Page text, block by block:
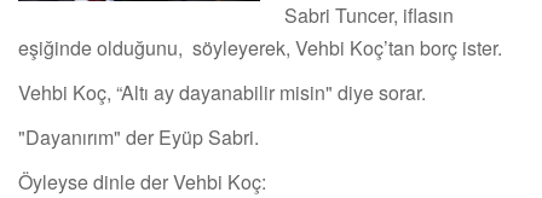
Sabri Tuncer, iflasın
eşiğinde olduğunu, söyleyerek, Vehbi Koç’tan borç ister.
Vehbi Koç, “Altı ay dayanabilir misin" diye sorar.
"Dayanırım" der Eyüp Sabri.
Öyleyse dinle der Vehbi Koç: